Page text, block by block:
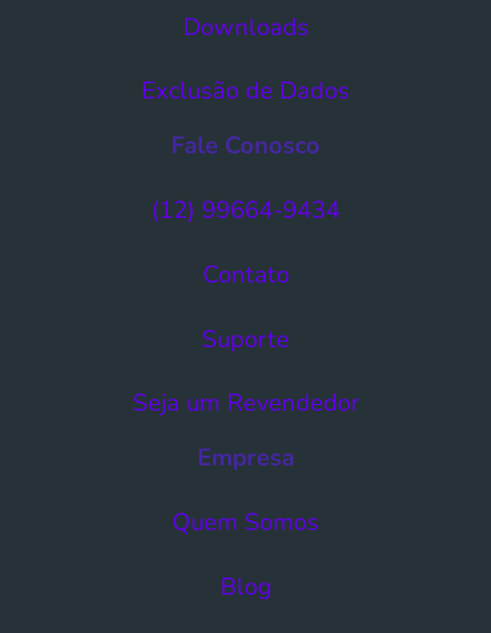
Downloads
Exclusão de Dados​
Fale Conosco
(12) 99664-9434
Contato
Suporte
Seja um Revendedor
Empresa
Quem Somos
Blog